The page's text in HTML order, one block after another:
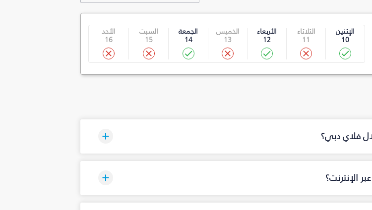
الإثنين
10
الثلاثاء
11
الأربعاء
12
الخميس
13
الجمعة
14
السبت
15
الأحد
16
فلاي دبي؟
الإنترنت؟